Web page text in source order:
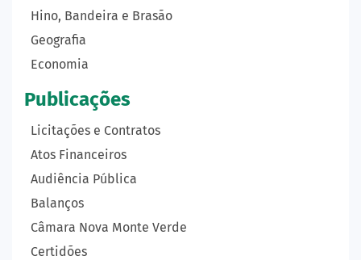
Hino, Bandeira e Brasão
Geografia
Economia
Publicações
Licitações e Contratos
Atos Financeiros
Audiência Pública
Balanços
Câmara Nova Monte Verde
Certidões